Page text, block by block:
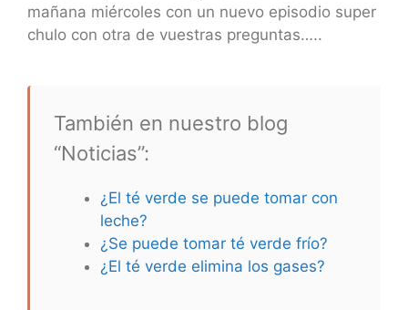
mañana miércoles con un nuevo episodio super
chulo con otra de vuestras preguntas…..
También en nuestro blog
“Noticias”:
¿El té verde se puede tomar con
leche?
¿Se puede tomar té verde frío?
¿El té verde elimina los gases?